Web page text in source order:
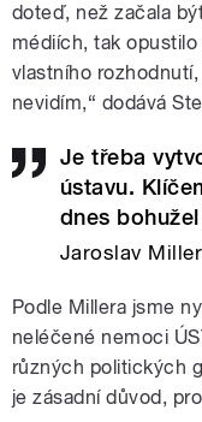
doteď, než začala
médiích, tak
vlastního
nevidím,“ dodává
Je třeba
ústavu.
dnes
Jaroslav Miller
Podle Millera jsme
neléčené nemoci
různých politických
je zásadní důvod,